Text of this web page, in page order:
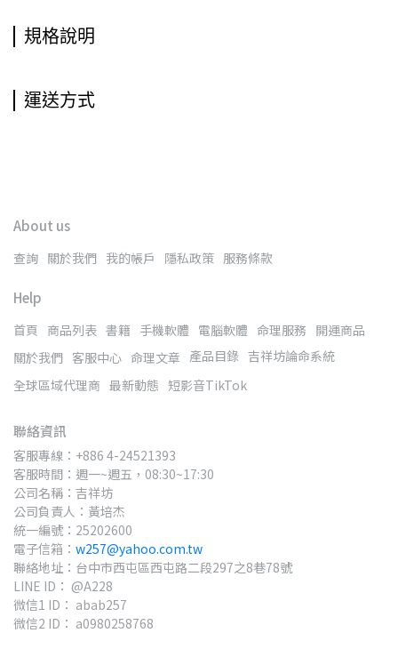
規格說明
運送方式
About us
查詢 關於我們 我的帳戶 隱私政策 服務條款
Help
首頁 商品列表 書籍 手機軟體 電腦軟體 命理服務 開運商品
關於我們 客服中心 命理文章 產品目錄 吉祥坊論命系統
全球區域代理商 最新動態 短影音TikTok
聯絡資訊
客服專線：+886 4-24521393
客服時間：週一~週五，08:30~17:30
公司名稱：吉祥坊
公司負責人：黃培杰
統一編號：25202600
電子信箱： w257@yahoo.com.tw
聯絡地址：台中市西屯區西屯路二段297之8巷78號
LINE ID： @A228
微信1 ID： abab257
微信2 ID： a0980258768